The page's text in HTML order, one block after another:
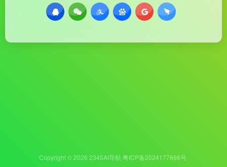
Copyright © 2026 2345AI导航 粤ICP备2024177666号